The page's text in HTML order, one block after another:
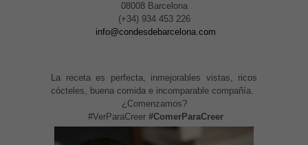
08008 Barcelona
(+34) 934 453 226
info@condesdebarcelona.com
La receta es perfecta, inmejorables vistas, ricos
cócteles, buena comida e incomparable compañía.
¿Comenzamos?
#VerParaCreer #ComerParaCreer